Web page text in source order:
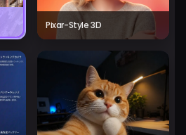
Pixar-Style 3D